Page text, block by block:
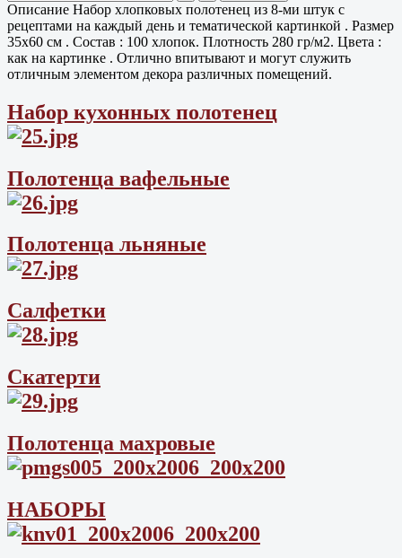
Описание Набор хлопковых полотенец из 8-ми штук с
рецептами на каждый день и тематической картинкой . Размер
35х60 см . Состав : 100 хлопок. Плотность 280 гр/м2. Цвета :
как на картинке . Отлично впитывают и могут служить
отличным элементом декора различных помещений.
Набор кухонных полотенец
Полотенца вафельные
Полотенца льняные
Салфетки
Скатерти
Полотенца махровые
НАБОРЫ